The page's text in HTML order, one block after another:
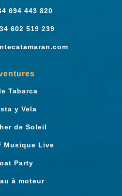
694 443 820
602 519 239
Tabarca
y Vela
de Soleil
Musique Live
Party
à moteur